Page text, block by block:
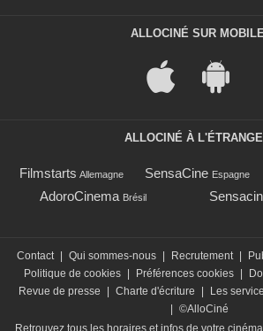
ALLOCINÉ SUR
ALLOCINÉ À
Filmstarts Allemagne SensaCine Espagne
AdoroCinema Brésil
Contact Qui sommes-nous Recrutement
Politique de cookies
Préférences cookies
Revue de presse
Charte d'écriture Les
©AlloCiné
Retrouvez tous les horaires et infos de votre